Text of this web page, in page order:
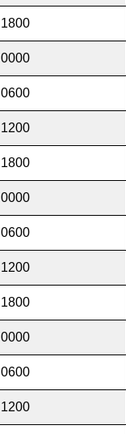
1800
0000
0600
1200
1800
0000
0600
1200
1800
0000
0600
1200